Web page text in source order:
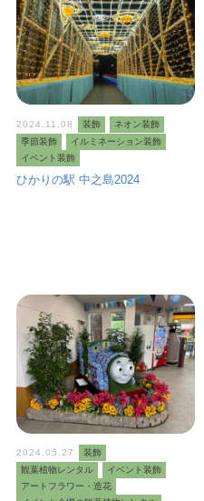
ひかりの駅 中之島2024
2024.11.08 装飾
ネオン装飾
季節装飾
イルミネーション装飾
イベント装飾
2024.05.27
装飾
観葉植物レンタル
イベント装飾
アートフラワー・造花